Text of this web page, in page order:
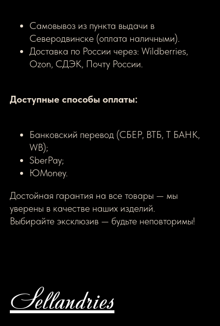
Самовывоз из пункта выдачи в
Северодвинске (оплата наличными).
Доставка по России через: Wildberries,
Ozon, СДЭК, Почту России.
Доступные способы оплаты:
Банковский перевод (СБЕР, ВТБ, Т БАНК,
WB);
SberPay;
ЮMoney.
Достойная гарантия на все товары — мы
уверены в качестве наших изделий.
Выбирайте эксклюзив — будьте неповторимы!
Sellandries